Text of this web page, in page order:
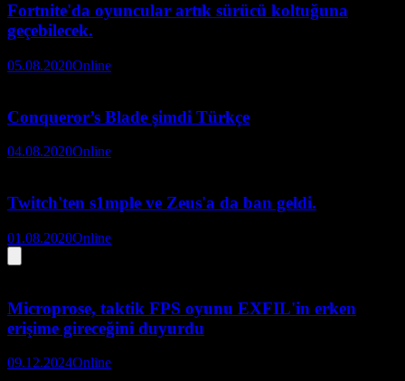
Fortnite'da oyuncular artık sürücü koltuğuna
geçebilecek.
05.08.2020Online
Conqueror’s Blade şimdi Türkçe
04.08.2020Online
Twitch'ten s1mple ve Zeus'a da ban geldi.
01.08.2020Online
Microprose, taktik FPS oyunu EXFIL'in erken
erişime gireceğini duyurdu
09.12.2024Online